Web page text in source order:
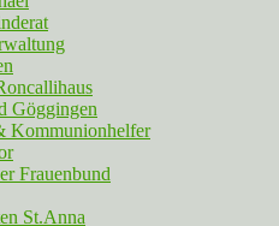
Göggingen
Kommunionhelfer
Frauenbund
St.Anna